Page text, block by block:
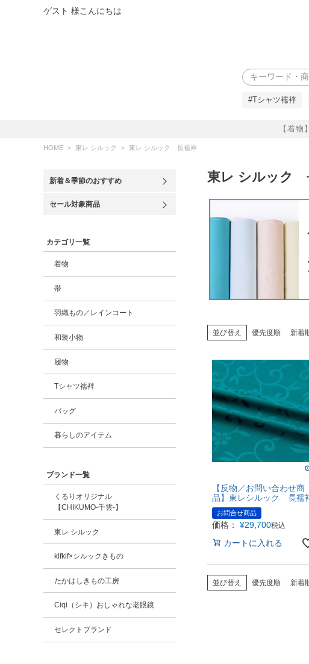
ゲスト 様こんにちは
【着物】
検索
#Tシャツ襦袢
HOME 東レ シルック 東レ シルック 長襦袢
新着＆季節のおすすめ
セール対象商品
カテゴリ一覧
着物
帯
羽織もの／レインコート
和装小物
履物
Tシャツ襦袢
バッグ
暮らしのアイテム
ブランド一覧
くるりオリジナル
【CHIKUMO-千雲-】
東レ シルック
kifkif×シルックきもの
たかはしきもの工房
Ciqi（シキ）おしゃれな老眼鏡
セレクトブランド
東レ シルック
並び替え 優先度順 新着
【反物／お問い合わせ商
品】東レシルック 長襦
お問合せ商品
価格： ¥29,700税込
カートに入れる
並び替え 優先度順 新着